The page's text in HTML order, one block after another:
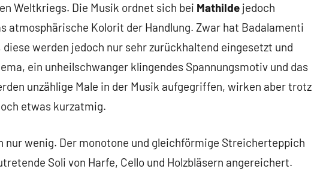
Weltkriegs. Die Musik ordnet sich bei Mathilde jedoch
atmosphärische Kolorit der Handlung. Zwar hat Badalamenti
werden jedoch nur sehr zurückhaltend eingesetzt und
ein unheilschwanger klingendes Spannungsmotiv und das
unzählige Male in der Musik aufgegriffen, wirken aber trotz
etwas kurzatmig.
wenig. Der monotone und gleichförmige Streicherteppich
Soli von Harfe, Cello und Holzbläsern angereichert.